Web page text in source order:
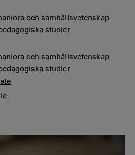
och samhällsvetenskap
studier
och samhällsvetenskap
studier